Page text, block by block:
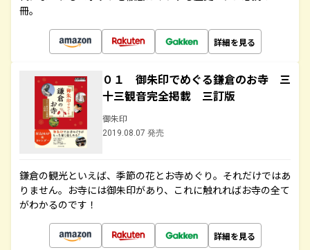
冊。
詳細を見る
０１ 御朱印でめぐる鎌倉のお寺 三
十三観音完全掲載 三訂版
御朱印
2019.08.07 発売
鎌倉の観光といえば、季節の花とお寺めぐり。それだけではあ
りません。お寺には御朱印があり、これに触れればお寺の全て
がわかるのです！
詳細を見る